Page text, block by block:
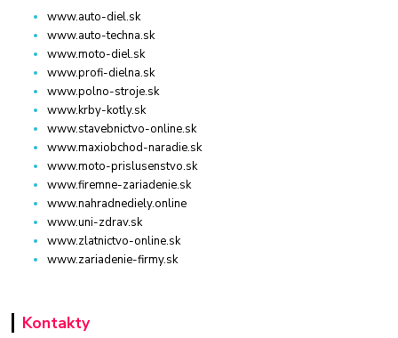
www.auto-diel.sk
www.auto-techna.sk
www.moto-diel.sk
www.profi-dielna.sk
www.polno-stroje.sk
www.krby-kotly.sk
www.stavebnictvo-online.sk
www.maxiobchod-naradie.sk
www.moto-prislusenstvo.sk
www.firemne-zariadenie.sk
www.nahradnediely.online
www.uni-zdrav.sk
www.zlatnictvo-online.sk
www.zariadenie-firmy.sk
Kontakty